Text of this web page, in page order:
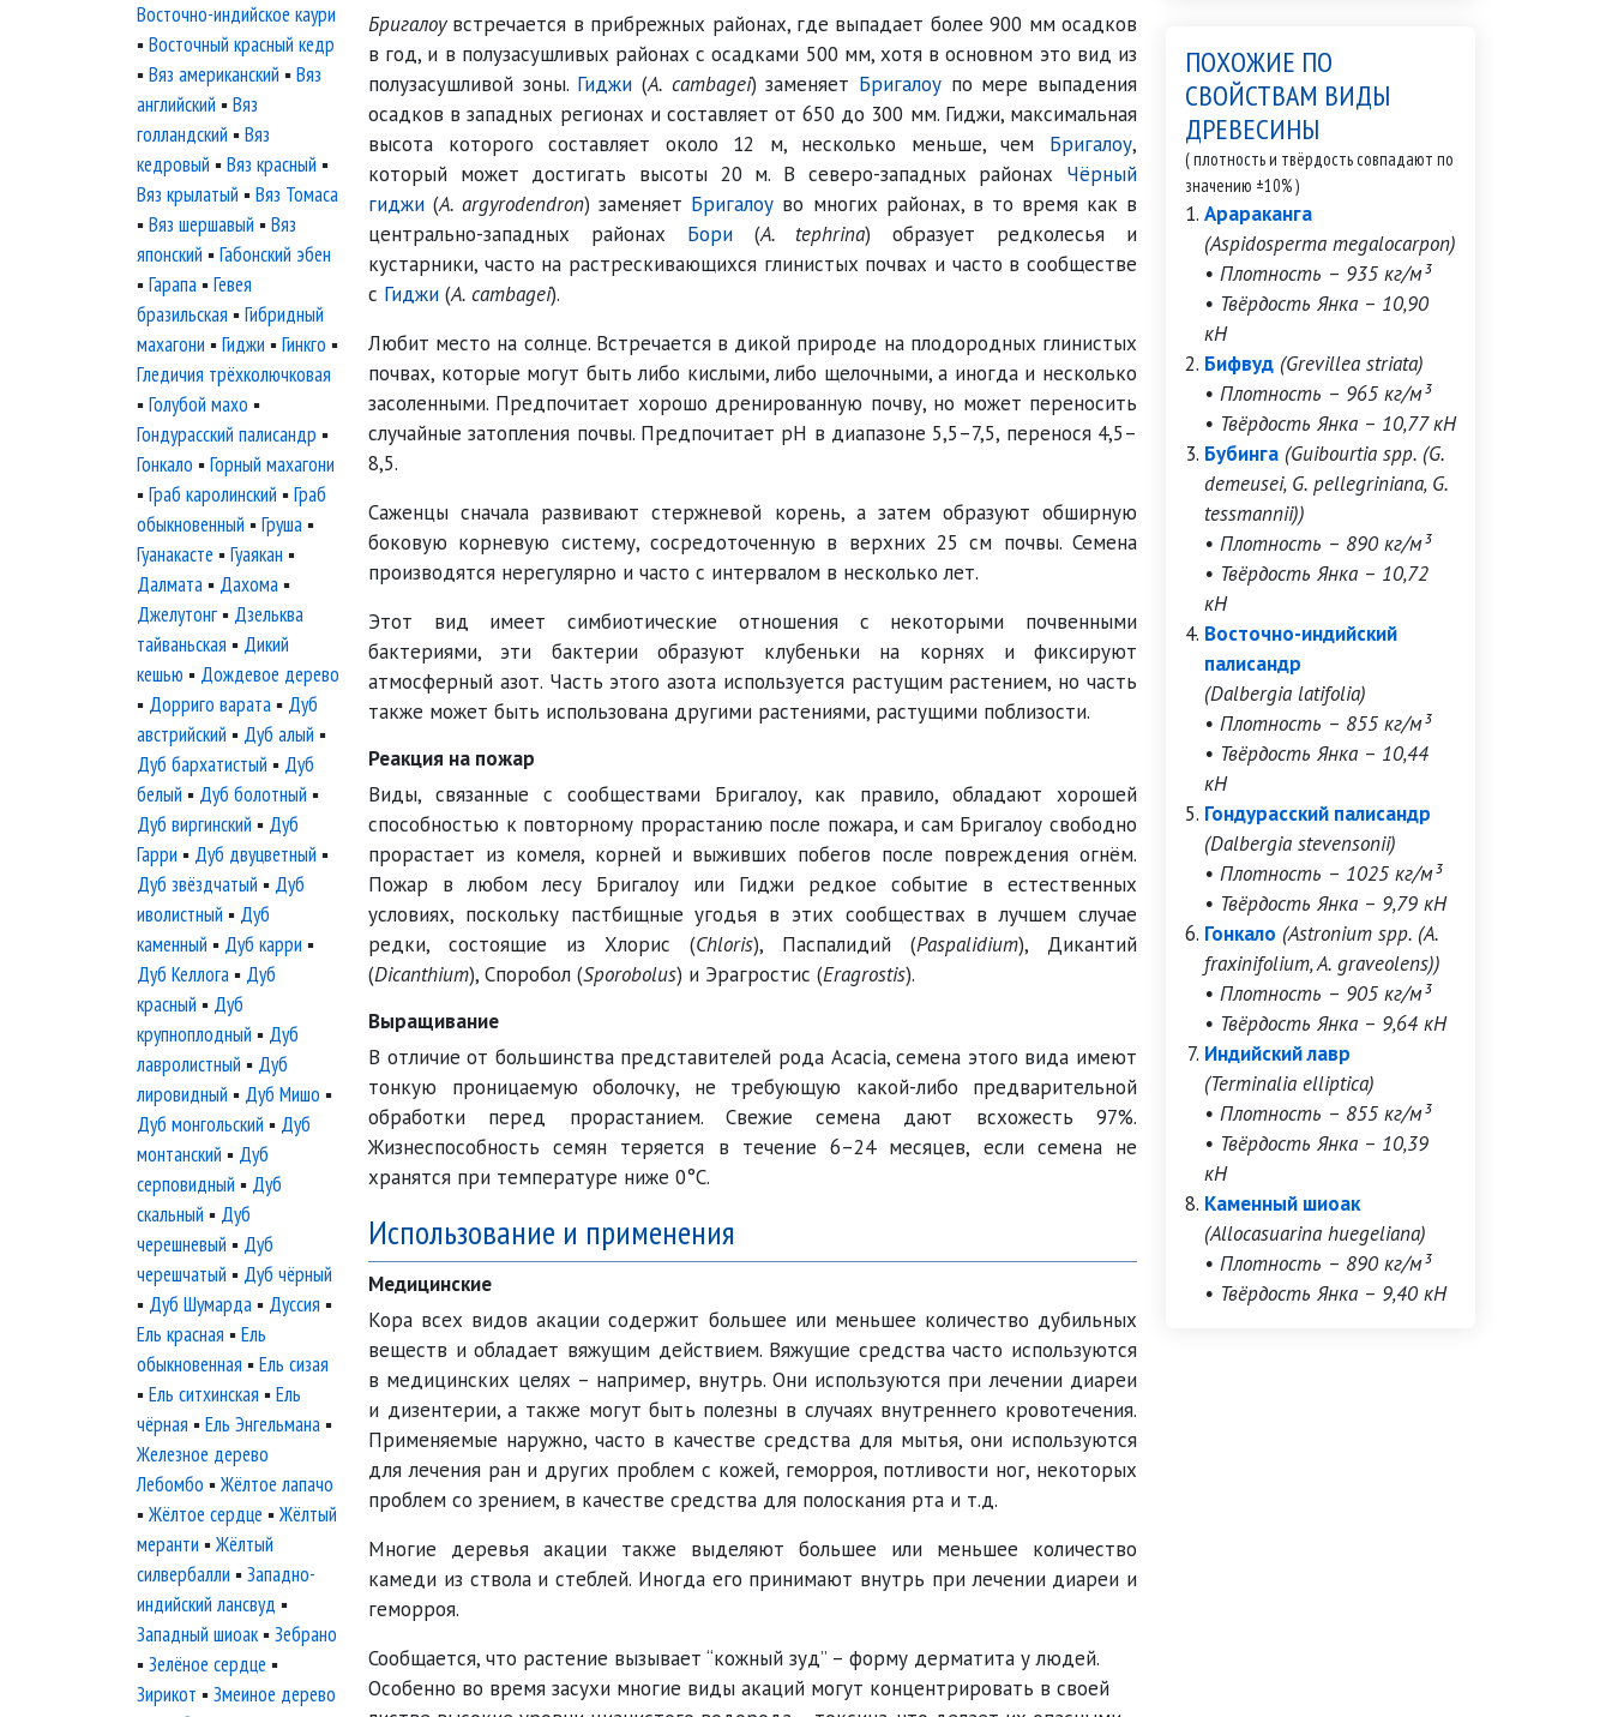
Бригалоувстречается в прибрежных районах, где выпадает более 900 мм осадков
в год, и в полузасушливых районах с осадками 500 мм, хотя в основном это вид из
полузасушливой зоны. Гиджи (A. cambagei) заменяет Бригалоу по мере выпадения
осадков в западных регионах и составляет от 650 до 300 мм. Гиджи, максимальная
высота которого составляет около 12 м, несколько меньше, чем Бригалоу,
который может достигать высоты 20 м. В северо-западных районах Чёрный
гиджи (A. argyrodendron) заменяет Бригалоу во многих районах, в то время как в
центрально-западных районах Бори(A. tephrina) образует редколесья и
кустарники, часто на растрескивающихся глинистых почвах и часто в сообществе
с Гиджи (A. cambagei).
Любит место на солнце. Встречается в дикой природе на плодородных глинистых
почвах, которые могут быть либо кислыми, либо щелочными, а иногда и несколько
засоленными. Предпочитает хорошо дренированную почву, но может переносить
случайные затопления почвы. Предпочитает рН в диапазоне 5,5–7,5, перенося 4,5–
8,5.
Саженцы сначала развивают стержневой корень, а затем образуют обширную
боковую корневую систему, сосредоточенную в верхних 25 см почвы. Семена
производятся нерегулярно и часто с интервалом в несколько лет.
Этот вид имеет симбиотические отношения с некоторыми почвенными
бактериями, эти бактерии образуют клубеньки на корнях и фиксируют
атмосферный азот. Часть этого азота используется растущим растением, но часть
также может быть использована другими растениями, растущими поблизости.
Реакция на пожар
Виды, связанные с сообществами Бригалоу, как правило, обладают хорошей
способностью к повторному прорастанию после пожара, и сам Бригалоу свободно
прорастает из комеля, корней и выживших побегов после повреждения огнём.
Пожар в любом лесу Бригалоу или Гиджи редкое событие в естественных
условиях, поскольку пастбищные угодья в этих сообществах в лучшем случае
редки, состоящие из Хлорис (Chloris), Паспалидий (Paspalidium), Дикантий
(Dicanthium), Споробол (Sporobolus) и Эрагростис (Eragrostis).
Выращивание
В отличие от большинства представителей рода Acacia, семена этого вида имеют
тонкую проницаемую оболочку, не требующую какой-либо предварительной
обработки перед прорастанием. Свежие семена дают всхожесть 97%.
Жизнеспособность семян теряется в течение 6–24 месяцев, если семена не
хранятся при температуре ниже 0°C.
Использование и применения
Медицинские
Кора всех видов акации содержит большее или меньшее количество дубильных
веществ и обладает вяжущим действием. Вяжущие средства часто используются
в медицинских целях – например, внутрь. Они используются при лечении диареи
и дизентерии, а также могут быть полезны в случаях внутреннего кровотечения.
Применяемые наружно, часто в качестве средства для мытья, они используются
для лечения ран и других проблем с кожей, геморроя, потливости ног, некоторых
проблем со зрением, в качестве средства для полоскания рта и т.д.
Многие деревья акации также выделяют большее или меньшее количество
камеди из ствола и стеблей. Иногда его принимают внутрь при лечении диареи и
геморроя.
Сообщается, что растение вызывает кожный зуд – форму дерматита у людей.
Особенно во время засухи многие виды акаций могут концентрировать в своей
Восточно-индийское каури
▪Восточный красный кедр
▪Вяз американский ▪Вяз
английский ▪Вяз
голландский ▪Вяз
кедровый ▪Вяз красный ▪
Вяз крылатый ▪Вяз Томаса
▪Вяз шершавый ▪Вяз
японский ▪Габонский эбен
▪Гарапа ▪Гевея
бразильская ▪Гибридный
махагони ▪Гиджи ▪Гинкго ▪
Гледичия трёхколючковая
▪Голубой махо ▪
Гондурасский палисандр ▪
Гонкало ▪Горный махагони
▪Граб каролинский ▪Граб
обыкновенный ▪Груша ▪
Гуанакасте ▪Гуаякан ▪
Далмата ▪ Дахома ▪
Джелутонг ▪ Дзельква
тайваньская ▪ Дикий
кешью ▪ Дождевое дерево
▪ Дорриго варата ▪ Дуб
австрийский ▪ Дуб алый ▪
Дуб бархатистый ▪ Дуб
белый ▪ Дуб болотный ▪
Дуб виргинский ▪ Дуб
Гарри ▪ Дуб двуцветный ▪
Дуб звёздчатый ▪ Дуб
иволистный ▪ Дуб
каменный ▪ Дуб карри ▪
Дуб Келлога ▪ Дуб
красный ▪ Дуб
крупноплодный ▪ Дуб
лавролистный ▪ Дуб
лировидный ▪ Дуб Мишо ▪
Дуб монгольский ▪ Дуб
монтанский ▪ Дуб
серповидный ▪ Дуб
скальный ▪ Дуб
черешневый ▪ Дуб
черешчатый ▪ Дуб чёрный
▪ Дуб Шумарда ▪ Дуссия ▪
Ель красная ▪Ель
обыкновенная ▪Ель сизая
▪Ель ситхинская ▪Ель
чёрная ▪Ель Энгельмана ▪
Железное дерево
Лебомбо ▪Жёлтое лапачо
▪Жёлтое сердце ▪Жёлтый
меранти ▪Жёлтый
силвербалли ▪Западно-
индийский лансвуд ▪
Западный шиоак ▪Зебрано
▪Зелёное сердце ▪
Зирикот ▪Змеиное дерево
ПОХОЖИЕ ПО
СВОЙСТВАМ ВИДЫ
ДРЕВЕСИНЫ
( плотность и твёрдость совпадают по
значению ±10% )
Арараканга
(Aspidosperma megalocarpon)
• Плотность – 935 кг/м³
• Твёрдость Янка – 10,90
кН
Бифвуд (Grevillea striata)
• Плотность – 965 кг/м³
• Твёрдость Янка – 10,77 кН
Бубинга (Guibourtia spp. (G.
demeusei, G. pellegriniana, G.
tessmannii))
• Плотность – 890 кг/м³
• Твёрдость Янка – 10,72
кН
Восточно-индийский
палисандр
(Dalbergia latifolia)
• Плотность – 855 кг/м³
• Твёрдость Янка – 10,44
кН
Гондурасский палисандр
(Dalbergia stevensonii)
• Плотность – 1025 кг/м³
• Твёрдость Янка – 9,79 кН
Гонкало (Astronium spp. (A.
fraxinifolium, A. graveolens))
• Плотность – 905 кг/м³
• Твёрдость Янка – 9,64 кН
Индийский лавр
(Terminalia elliptica)
• Плотность – 855 кг/м³
• Твёрдость Янка – 10,39
кН
Каменный шиоак
(Allocasuarina huegeliana)
• Плотность – 890 кг/м³
• Твёрдость Янка – 9,40 кН